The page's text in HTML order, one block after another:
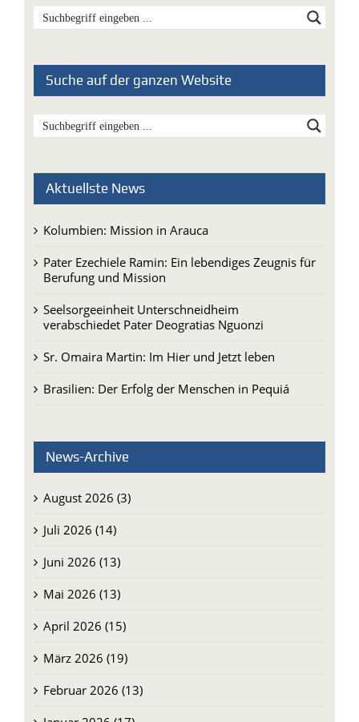
Suche auf der ganzen Website
Aktuellste News
Kolumbien: Mission in Arauca
Pater Ezechiele Ramin: Ein lebendiges Zeugnis für
Berufung und Mission
Seelsorgeeinheit Unterschneidheim
verabschiedet Pater Deogratias Nguonzi
Sr. Omaira Martin: Im Hier und Jetzt leben
Brasilien: Der Erfolg der Menschen in Pequiá
News-Archive
August 2026 (3)
Juli 2026 (14)
Juni 2026 (13)
Mai 2026 (13)
April 2026 (15)
März 2026 (19)
Februar 2026 (13)